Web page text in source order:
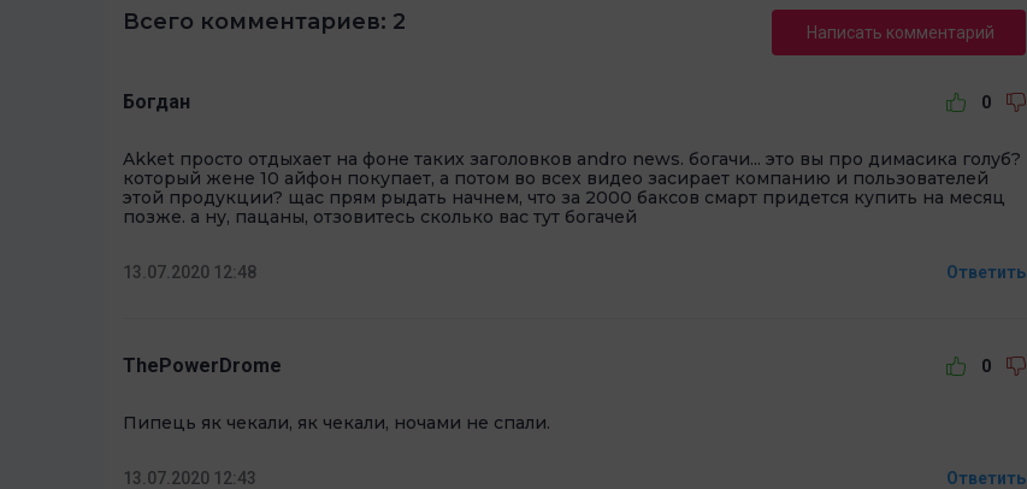
Всего комментариев: 2 Написать комментарий
Богдан 0
Akket просто отдыхает на фоне таких заголовков andro news. богачи... это вы про димасика голуб?
который жене 10 айфон покупает, а потом во всех видео засирает компанию и пользователей
этой продукции? щас прям рыдать начнем, что за 2000 баксов смарт придется купить на месяц
позже. а ну, пацаны, отзовитесь сколько вас тут богачей
13.07.2020 12:48 Ответить
ThePowerDrome 0
Пипець як чекали, як чекали, ночами не спали.
13.07.2020 12:43 Ответить